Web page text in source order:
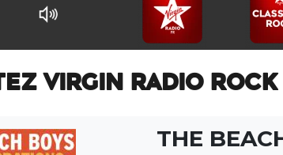
VIRGIN RADIO ROCK
THE